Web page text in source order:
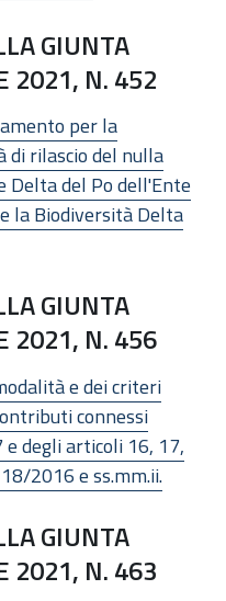
GIUNTA
2021, N. 452
per la
di rilascio del nulla
Delta del Po dell'Ente
la Biodiversità Delta
GIUNTA
2021, N. 456
e dei criteri
connessi
degli articoli 16, 17,
2016 e ss.mm.ii.
GIUNTA
2021, N. 463